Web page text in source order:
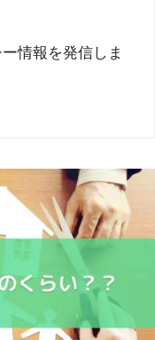
情報を発信しま